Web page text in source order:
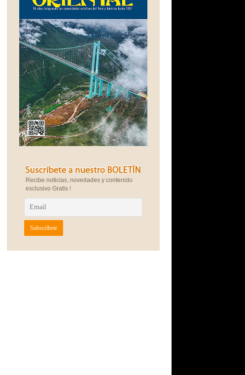
Recibe noticias, novedades y contenido
exclusivo Gratis !